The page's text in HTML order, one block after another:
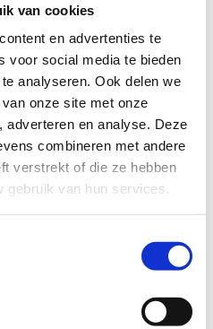
van cookies
en advertenties te
voor social media te bieden
analyseren. Ook delen we
onze site met onze
adverteren en analyse. Deze
combineren met andere
verstrekt of die ze hebben
gebruik van hun services.
route?